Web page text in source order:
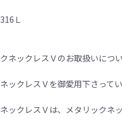
Ｌ
クネックレスＶのお取扱いについ
ックレスＶを御愛用下さって
ックレスＶは、メタリックネ